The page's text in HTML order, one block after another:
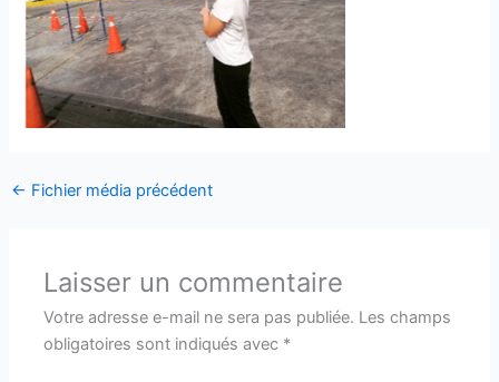
← Fichier média précédent
Laisser un commentaire
Votre adresse e-mail ne sera pas publiée. Les champs
obligatoires sont indiqués avec *